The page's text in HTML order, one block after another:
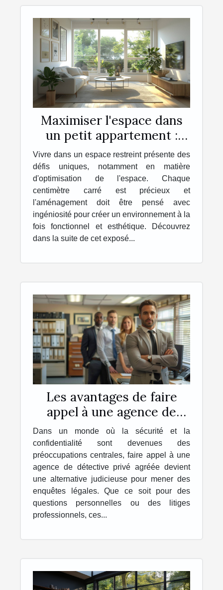
Maximiser l'espace dans
un petit appartement :
astuces et conseils
Vivre dans un espace restreint présente des
défis uniques, notamment en matière
d'optimisation de l'espace. Chaque
centimètre carré est précieux et
l'aménagement doit être pensé avec
ingéniosité pour créer un environnement à la
fois fonctionnel et esthétique. Découvrez
dans la suite de cet exposé...
Les avantages de faire
appel à une agence de
détective privé agréée
pour des enquêtes légales
Dans un monde où la sécurité et la
confidentialité sont devenues des
préoccupations centrales, faire appel à une
agence de détective privé agréée devient
une alternative judicieuse pour mener des
enquêtes légales. Que ce soit pour des
questions personnelles ou des litiges
professionnels, ces...